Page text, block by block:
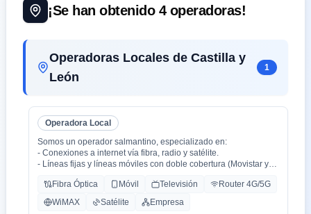
¡Se han obtenido 4operadoras!
Operadoras Locales de Castilla y
León
1
Operadora Local
Somos un operador salmantino, especializado en:
- Conexiones a internet vía fibra, radio y satélite.
- Líneas fijas y líneas móviles con doble cobertura (Movistar y
- Centralitas físicas y virtuales.
- Ciberseguridad.
- Inteligencia Artificial aplicada (en proceso).
Fibra Óptica Móvil Televisión
Router 4G/5G
WiMAX
Satélite Empresa